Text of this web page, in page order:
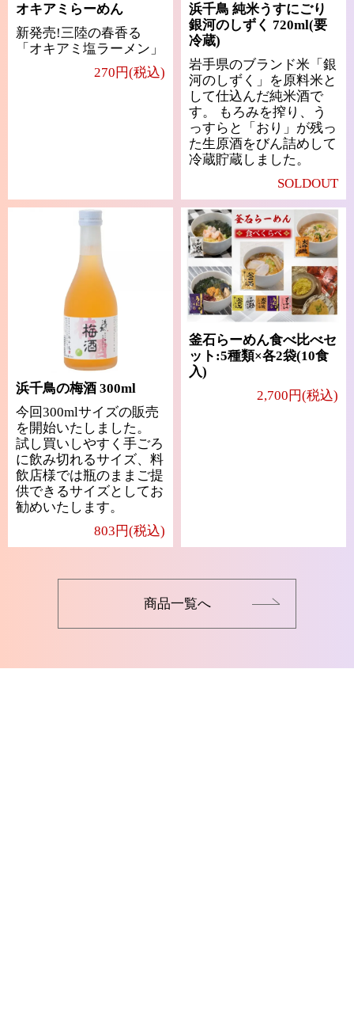
オキアミらーめん
新発売!三陸の春香る
「オキアミ塩ラーメン」
270円(税込)
浜千鳥 純米うすにごり
銀河のしずく 720ml(要
冷蔵)
岩手県のブランド米「銀
河のしずく」を原料米と
して仕込んだ純米酒で
す。 もろみを搾り、う
っすらと「おり」が残っ
た生原酒をびん詰めして
冷蔵貯蔵しました。
SOLDOUT
浜千鳥の梅酒 300ml
今回300mlサイズの販売
を開始いたしました。
試し買いしやすく手ごろ
に飲み切れるサイズ、料
飲店様では瓶のままご提
供できるサイズとしてお
勧めいたします。
803円(税込)
釜石らーめん食べ比べセ
ット:5種類×各2袋(10食
入)
2,700円(税込)
商品一覧へ